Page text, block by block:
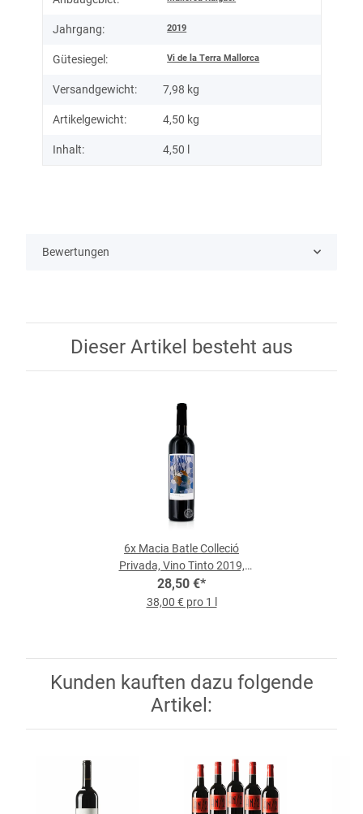
Jahrgang: 2019
Gütesiegel: Vi de la Terra Mallorca
Versandgewicht: 7,98 kg
Artikelgewicht: 4,50 kg
Inhalt: 4,50 l
Bewertungen
Dieser Artikel besteht aus
6x Macia Batle Colleció
Privada, Vino Tinto 2019,
0,75-l-Flasche
28,50 €*
38,00 € pro 1 l
Kunden kauften dazu folgende
Artikel: